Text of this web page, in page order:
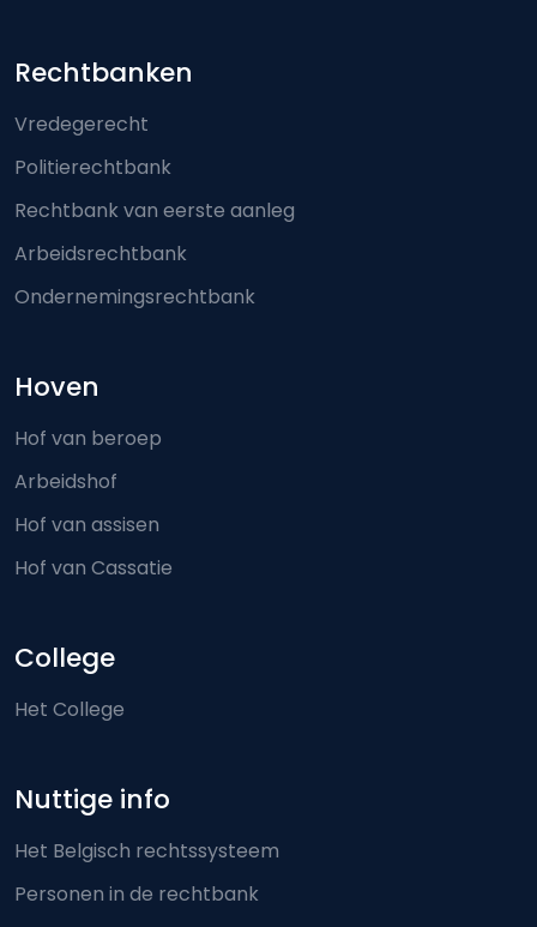
Footer-menu
Rechtbanken
Vredegerecht
Politierechtbank
Rechtbank van eerste aanleg
Arbeidsrechtbank
Ondernemingsrechtbank
Hoven
Hof van beroep
Arbeidshof
Hof van assisen
Hof van Cassatie
College
Het College
Nuttige info
Het Belgisch rechtssysteem
Personen in de rechtbank